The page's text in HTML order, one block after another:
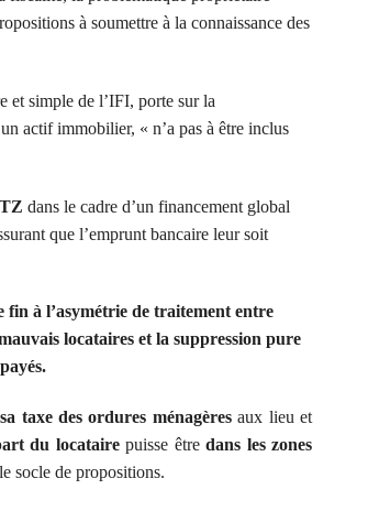
à soumettre à la connaissance des
et simple de l’IFI, porte sur la
actif immobilier, « n’a pas à être inclus
dans le cadre d’un financement global
que l’emprunt bancaire leur soit
fin à l’asymétrie de traitement entre
locataires et la suppression pure
sa taxe des ordures ménagèresaux lieu et
du locatairepuisse être dans les zones
socle de propositions.